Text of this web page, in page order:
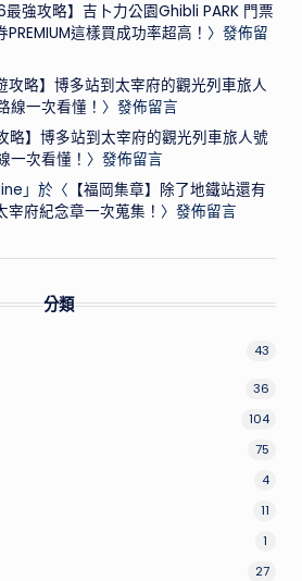
最強攻略】吉卜力公園Ghibli PARK 門票
這樣買成功率超高！ 〉發佈留
攻略】博多站到太宰府的觀光列車旅人
一次看懂！ 〉發佈留言
略】博多站到太宰府的觀光列車旅人號
一次看懂！ 〉發佈留言
」於〈 【福岡集章】除了地鐵站還有
府紀念章一次蒐集！ 〉發佈留言
分類
43
36
104
75
4
11
1
27